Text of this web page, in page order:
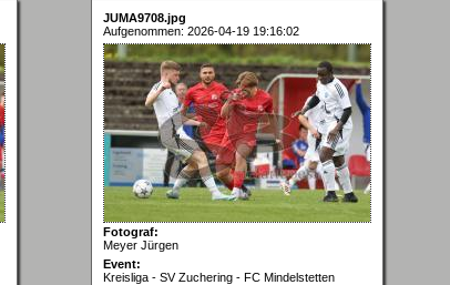
JUMA9708.jpg
Aufgenommen: 2026-04-19 19:16:02
Fotograf:
Meyer Jürgen
Event:
Kreisliga - SV Zuchering - FC Mindelstetten